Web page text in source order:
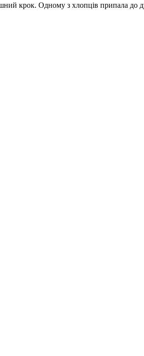
крок. Одному з хлопців припала до